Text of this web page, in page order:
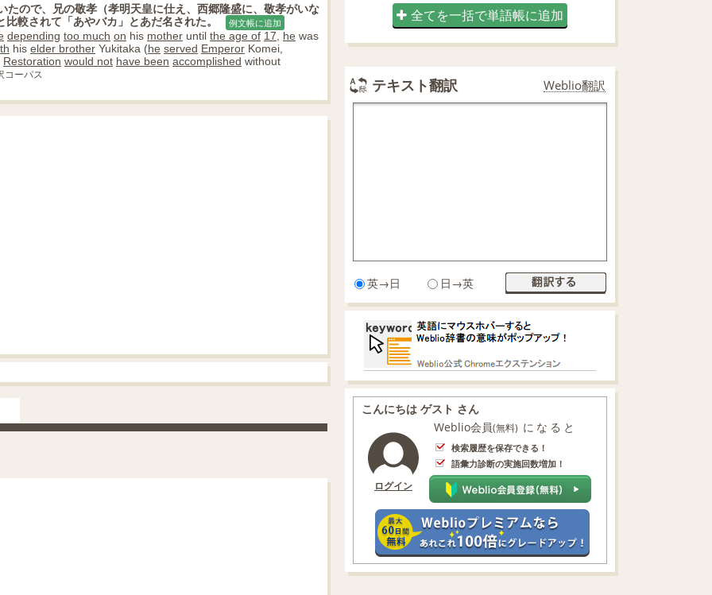
たので、兄の敬孝（孝明天皇に仕え、西郷隆盛に、敬孝がいな
較されて「あやバカ」とあだ名された。
例文帳に追加
depending too much on his mother until the age of 17 he was
his elder brother Yukitaka (he served Emperor Komei,
Restoration would not have been accomplished without
コーパス
全てを一括で単語帳に追加
テキスト翻訳 Weblio翻訳
英→日 日→英
こんにちは ゲスト さん
ログイン
Weblio会員(無料) になると
検索履歴を保存できる！
語彙力診断の実施回数増加！